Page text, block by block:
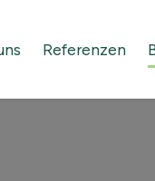
Referenzen